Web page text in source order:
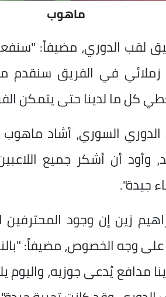
ماهوب
لقب الدوري، مضيفاً:
في الفريق سنقدم
كل ما لدينا حتى يتمكن
السوري، أشاد ماهوب
أن أشكر جميع
جيدة".
زين إن وجود المحترفين
على وجه الخصوص، مضيفاً:
مدافع يُدعى جوزيه،